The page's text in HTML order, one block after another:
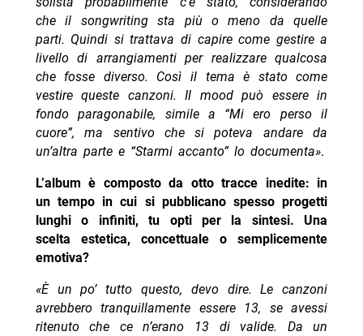
che il songwriting sta più o meno da quelle
parti. Quindi si trattava di capire come gestire a
livello di arrangiamenti per realizzare qualcosa
che fosse diverso. Così il tema è stato come
vestire queste canzoni. Il mood può essere in
fondo paragonabile, simile a “Mi ero perso il
cuore”, ma sentivo che si poteva andare da
un’altra parte e “Starmi accanto” lo documenta».
L’album è composto da otto tracce inedite: in
un tempo in cui si pubblicano spesso progetti
lunghi o infiniti, tu opti per la sintesi. Una
scelta estetica, concettuale o semplicemente
emotiva?
‭«È un po’ tutto questo, devo dire. Le canzoni
avrebbero tranquillamente essere 13, se avessi
ritenuto che ce n’erano 13 di valide. Da un